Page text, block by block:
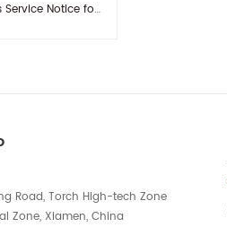
Notice for Turkey Region
Road, Torch High-tech Zone
Zone, Xiamen, China